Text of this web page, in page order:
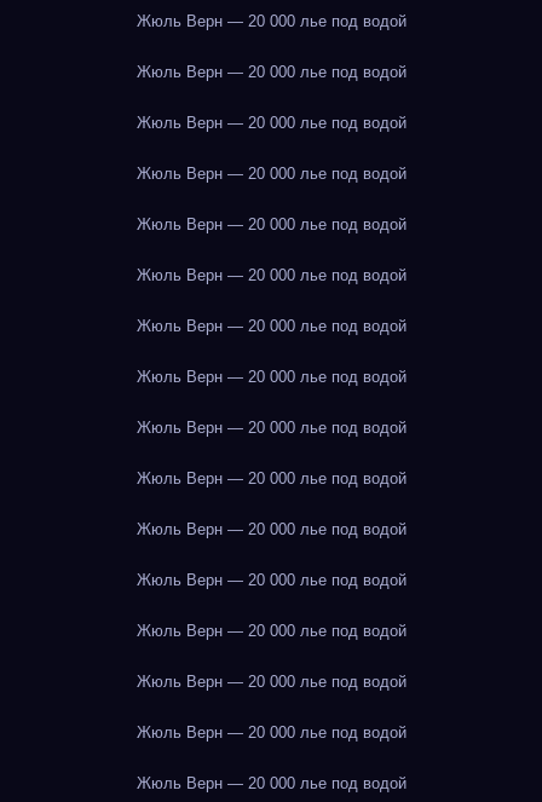
Жюль Верн — 20 000 лье под водой
Жюль Верн — 20 000 лье под водой
Жюль Верн — 20 000 лье под водой
Жюль Верн — 20 000 лье под водой
Жюль Верн — 20 000 лье под водой
Жюль Верн — 20 000 лье под водой
Жюль Верн — 20 000 лье под водой
Жюль Верн — 20 000 лье под водой
Жюль Верн — 20 000 лье под водой
Жюль Верн — 20 000 лье под водой
Жюль Верн — 20 000 лье под водой
Жюль Верн — 20 000 лье под водой
Жюль Верн — 20 000 лье под водой
Жюль Верн — 20 000 лье под водой
Жюль Верн — 20 000 лье под водой
Жюль Верн — 20 000 лье под водой